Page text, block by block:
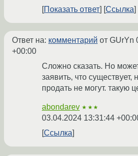
Показать ответ
Ссылка
Ответ на: комментарий от GUrYn
+00:00
Сложно сказать. Но
заявить, что существует,
продать не могут. такую
abondarev ★★★
03.04.2024 13:31:44
Ссылка